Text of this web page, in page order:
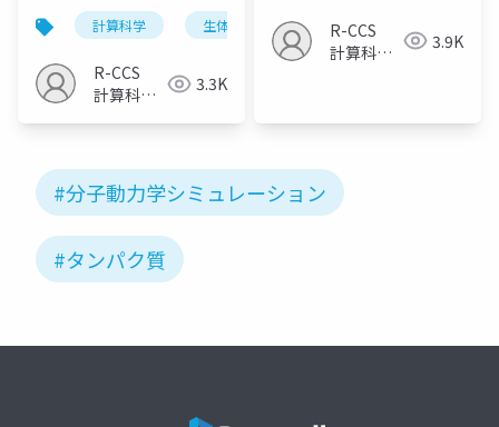
計算科学 生体分子動力学 シミュレーション
R-CCS
計算科学
3.3K
R-CCS
計算科学
3.9K
#分子動力学シミュレーション
#タンパク質